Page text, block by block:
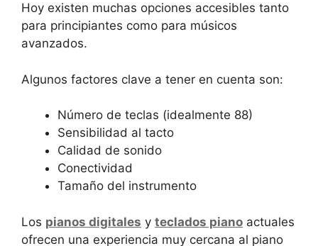
Hoy existen muchas opciones accesibles tanto
para principiantes como para músicos
avanzados.
Algunos factores clave a tener en cuenta son:
Número de teclas (idealmente 88)
Sensibilidad al tacto
Calidad de sonido
Conectividad
Tamaño del instrumento
Los pianos digitales y teclados piano actuales
ofrecen una experiencia muy cercana al piano